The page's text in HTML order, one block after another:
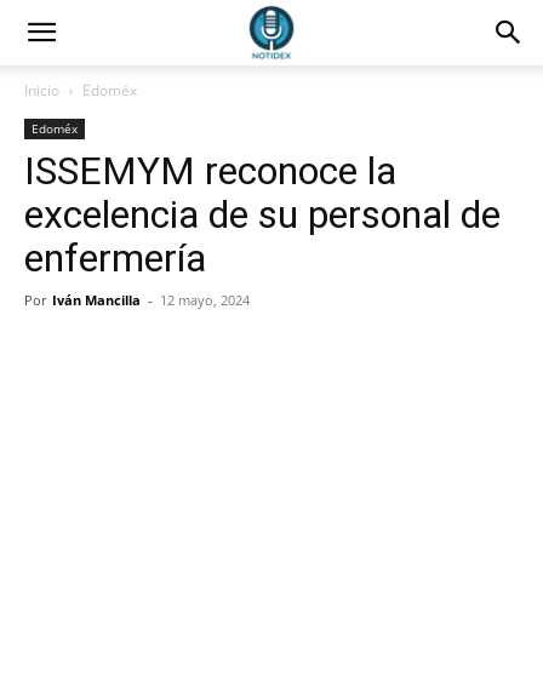
Inicio Edoméx
Edoméx
ISSEMYM reconoce la
excelencia de su personal de
enfermería
Por Iván Mancilla - 12 mayo, 2024